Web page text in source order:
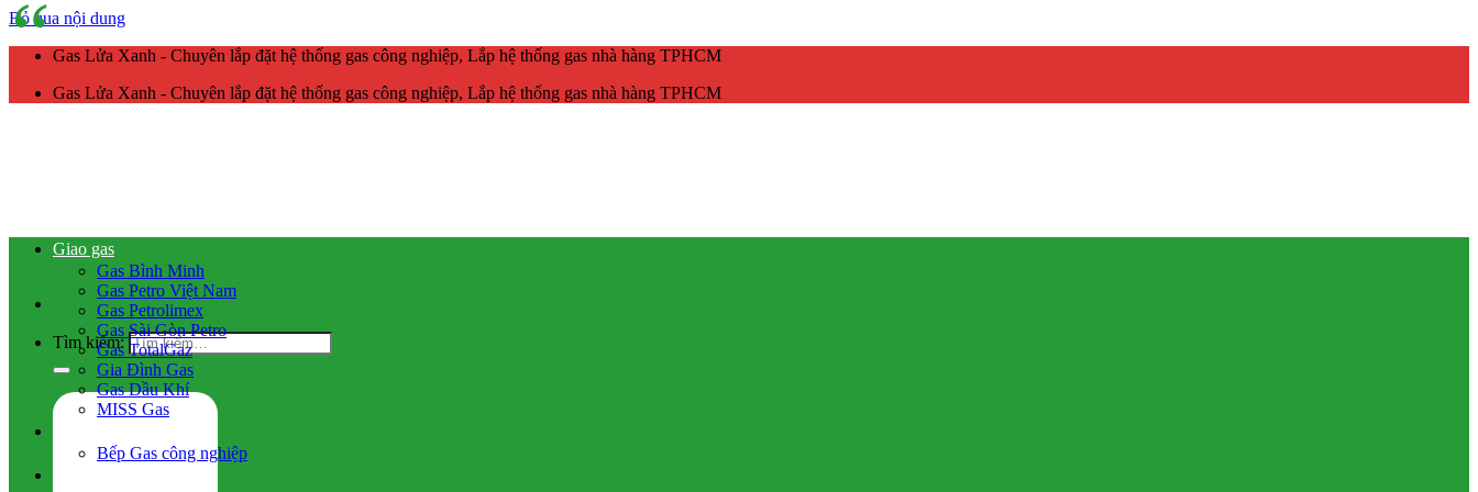
Bỏ qua nội dung
Gas Lửa Xanh - Chuyên lắp đặt hệ thống gas công nghiệp, Lắp hệ thống gas nhà hàng TPHCM
Gas Lửa Xanh - Chuyên lắp đặt hệ thống gas công nghiệp, Lắp hệ thống gas nhà hàng TPHCM
Tìm kiếm:
Giao gas
Gas Bình Minh
Gas Petro Việt Nam
Gas Petrolimex
Gas Sài Gòn Petro
Gas TotalGaz
Gia Đình Gas
Gas Dầu Khí
MISS Gas
Bếp Gas công nghiệp